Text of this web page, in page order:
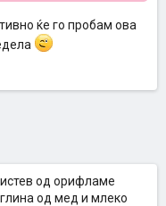
ќе го пробам ова
од орифламе
од мед и млеко